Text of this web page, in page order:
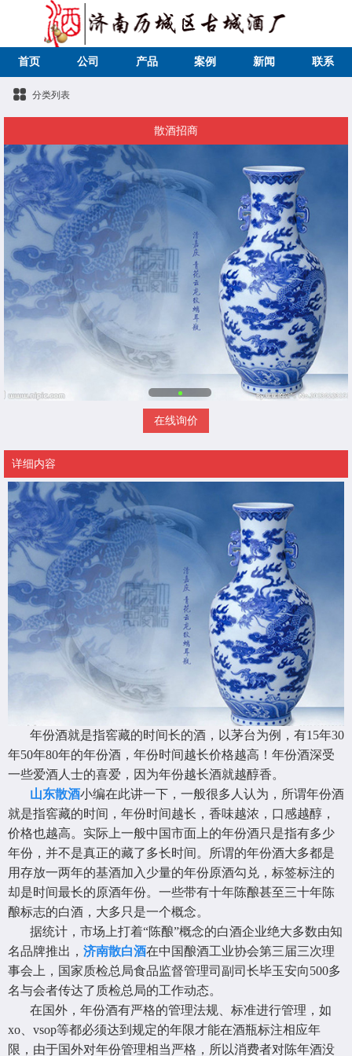
首页 公司 产品 案例 新闻 联系
分类列表
散酒招商
在线询价
详细内容
年份酒就是指窖藏的时间长的酒，以茅台为例，有15年30
年50年80年的年份酒，年份时间越长价格越高！年份酒深受
一些爱酒人士的喜爱，因为年份越长酒就越醇香。
山东散酒小编在此讲一下，一般很多人认为，所谓年份酒
就是指窖藏的时间，年份时间越长，香味越浓，口感越醇，
价格也越高。实际上一般中国市面上的年份酒只是指有多少
年份，并不是真正的藏了多长时间。所谓的年份酒大多都是
用存放一两年的基酒加入少量的年份原酒勾兑，标签标注的
却是时间最长的原酒年份。一些带有十年陈酿甚至三十年陈
酿标志的白酒，大多只是一个概念。
据统计，市场上打着“陈酿”概念的白酒企业绝大多数由知
名品牌推出， 济南散白酒在中国酿酒工业协会第三届三次理
事会上，国家质检总局食品监督管理司副司长毕玉安向500多
名与会者传达了质检总局的工作动态。
在国外，年份酒有严格的管理法规、标准进行管理，如
xo、vsop等都必须达到规定的年限才能在酒瓶标注相应年
限，由于国外对年份管理相当严格，所以消费者对陈年酒没